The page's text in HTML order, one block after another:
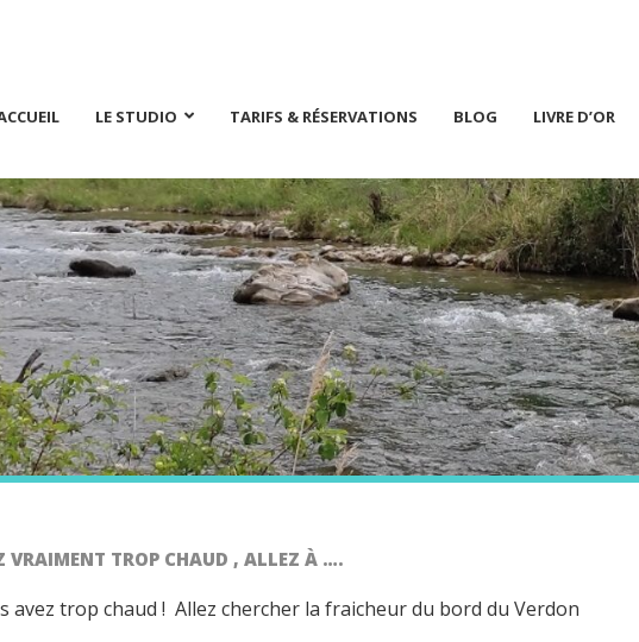
LE STUDIO TARIFS & RÉSERVATIONS BLOG LIVRE D’OR
VRAIMENT TROP CHAUD , ALLEZ À ….
avez trop chaud ! Allez chercher la fraicheur du bord du Verdon